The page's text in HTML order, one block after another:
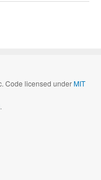
Code licensed underMIT
.